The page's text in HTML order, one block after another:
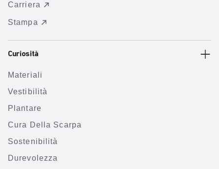
Carriera
Stampa
Curiosità
Materiali
Vestibilità
Plantare
Cura Della Scarpa
Sostenibilità
Durevolezza